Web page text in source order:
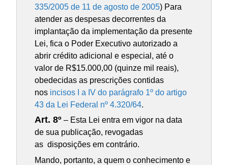
335/2005 de 11 de agosto de 2005) Para
atender as despesas decorrentes da
implantação da implementação da presente
Lei, fica o Poder Executivo autorizado a
abrir crédito adicional e especial, até o
valor de R$15.000,00 (quinze mil reais),
obedecidas as prescrições contidas
nos incisos I a IV do parágrafo 1º do artigo
43 da Lei Federal nº 4.320/64.
Art. 8º – Esta Lei entra em vigor na data
de sua publicação, revogadas
as disposições em contrário.
Mando, portanto, a quem o conhecimento e